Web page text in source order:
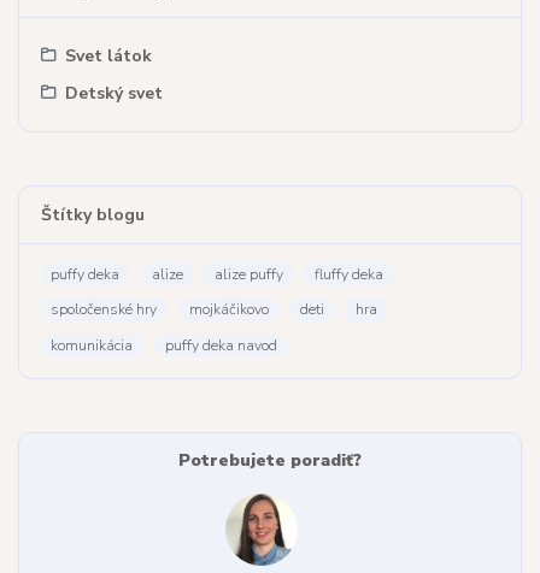
Svet látok
Detský svet
Štítky blogu
puffy deka alize alize puffy
fluffy deka
spoločenské hry
mojkáčikovo deti
hra
komunikácia
puffy deka navod
Potrebujete poradiť?